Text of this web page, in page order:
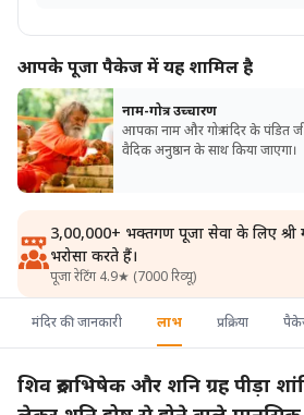
आपके पूजा पैकेज में यह शामिल है
नाम-गोत्र उच्चारण
आपका नाम और गोत्र मंदिर के पंडित जी
वैदिक अनुष्ठान के साथ किया जाएगा।
3,00,000+ भक्तगण पूजा सेवा के लिए श्री
भरोसा करते हैं।
पूजा रेटिंग 4.9★ (7000 रिव्यू)
मंदिर की जानकारी लाभ प्रक्रिया
शिव रुद्राभिषेक और शनि ग्रह पीड़ा